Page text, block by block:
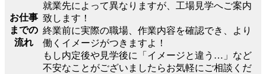
お仕事
までの
流れ
就業先によって異なりますが、工場見学へご案内
致します！
終業前に実際の職場、作業内容を確認でき、より
働くイメージがつきますよ！
もし内定後や見学後に「イメージと違う…」など
不安なことがございましたらお気軽にご相談くだ